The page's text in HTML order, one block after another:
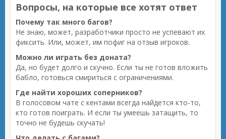
Вопросы, на которые все хотят ответ
Почему так много багов?
Не знаю, может, разработчики просто не успевают их
фиксить. Или, может, им пофиг на отзыв игроков.
Можно ли играть без доната?
Да, но будет долго и скучно. Если ты не готов вложить
бабло, готовься смириться с ограничениями.
Где найти хороших соперников?
В голосовом чате с кентами всегда найдется кто-то,
кто готов поиграть. И если ты умеешь затащить, то
точно не будешь скучать!